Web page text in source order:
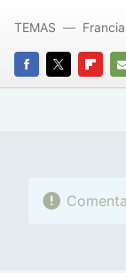
FACEBOOK
TWITTER
TEMAS Francia